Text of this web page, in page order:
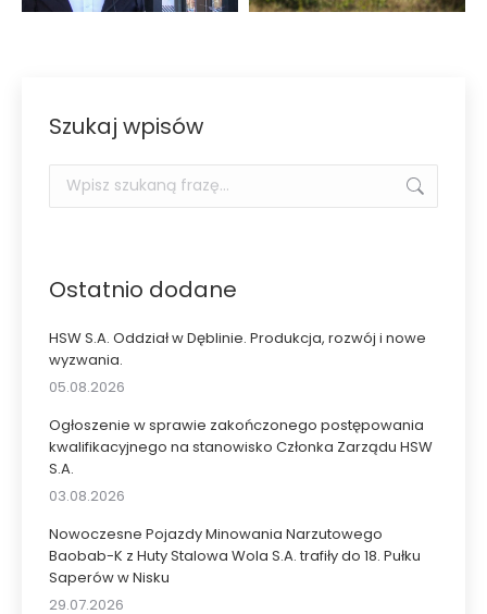
Szukaj wpisów
Szukaj:
Ostatnio dodane
HSW S.A. Oddział w Dęblinie. Produkcja, rozwój i nowe
wyzwania.
05.08.2026
Ogłoszenie w sprawie zakończonego postępowania
kwalifikacyjnego na stanowisko Członka Zarządu HSW
S.A.
03.08.2026
Nowoczesne Pojazdy Minowania Narzutowego
Baobab-K z Huty Stalowa Wola S.A. trafiły do 18. Pułku
Saperów w Nisku
29.07.2026